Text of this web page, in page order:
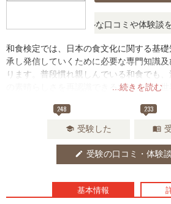
思ったら、リアルな口コミや体験談を
...続きを読む
和食検定では、日本の食文化に関する基
承し発信していくために必要な専門知識
ります。普段慣れ親しんでいる和食でも
の素晴らしさを再認識できるでしょう。
いる方は特にオススメです。
248
school 受験した
233
menu_book
edit 受験の口コミ・体験
基本情報